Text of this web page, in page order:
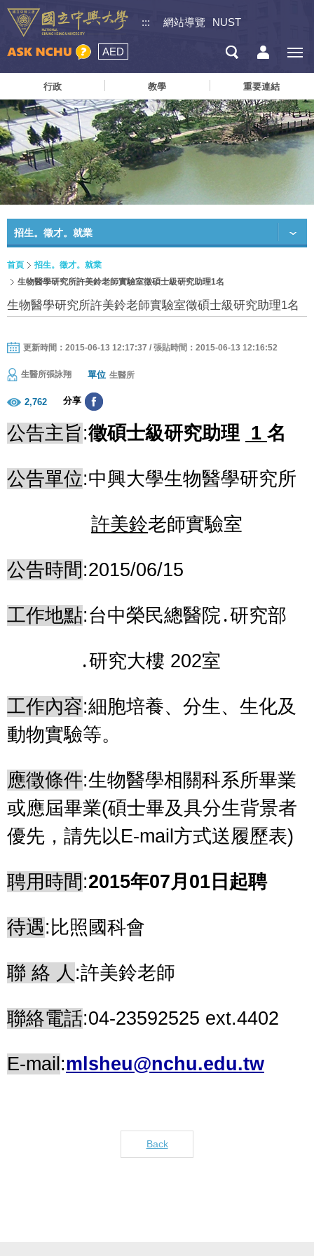
::: 網站導覽 NUST
AED
行政 教學 重要連結
招生。徵才。就業
首頁
招生。徵才。就業
生物醫學研究所許美鈴老師實驗室徵碩士級研究助理1名
生物醫學研究所許美鈴老師實驗室徵碩士級研究助理1名
更新時間：2015-06-13 12:17:37 / 張貼時間：2015-06-13 12:16:52
生醫所張詠翔 單位 生醫所
2,762 分享
公告主旨:徵碩士級研究助理 1 名
公告單位:中興大學生物醫學研究所
許美鈴老師實驗室
公告時間 :2015/06/15
工作地點:台中榮民總醫院․研究部
․研究大樓 202室
工作內容:細胞培養、分生、生化及
動物實驗等。
應徵條件:生物醫學相關科系所畢業
或應屆畢業(碩士畢及具分生背景者
優先，請先以E-mail 方式送履歷表)
聘用時間 :2015年07月 01 日起聘
待遇: 比照國科會
聯 絡 人 :許美鈴老師
聯絡電話:04-23592525 ext.4402
E-mail :mlsheu@nchu.edu.tw
Back